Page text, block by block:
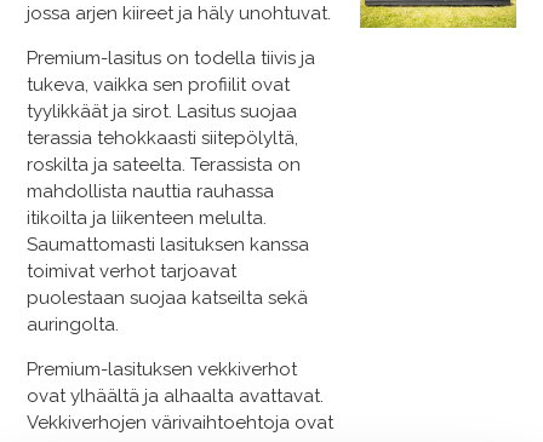
jossa arjen kiireet ja häly unohtuvat.
Premium-​lasitus on todella tiivis ja
tukeva, vaikka sen profiilit ovat
tyylikkäät ja sirot. Lasitus suojaa
terassia tehokkaasti siitepölyltä,
roskilta ja sateelta. Terassista on
mahdollista nauttia rauhassa
itikoilta ja liikenteen melulta.
Saumattomasti lasituksen kanssa
toimivat verhot tarjoavat
puolestaan suojaa katseilta sekä
auringolta.
Premium-​lasituksen vekkiverhot
ovat ylhäältä ja alhaalta avattavat.
Vekkiverhojen värivaihtoehtoja ovat